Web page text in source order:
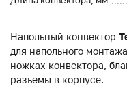
Напольный конвектор
для напольного
ножках конвектора,
разъемы в корпусе.